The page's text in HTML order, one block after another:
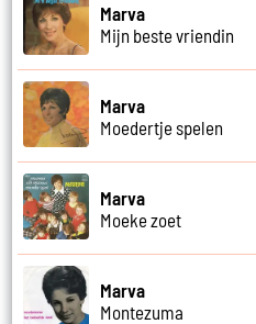
Marva
Mijn beste vriendin
Marva
Moedertje spelen
Marva
Moeke zoet
Marva
Montezuma